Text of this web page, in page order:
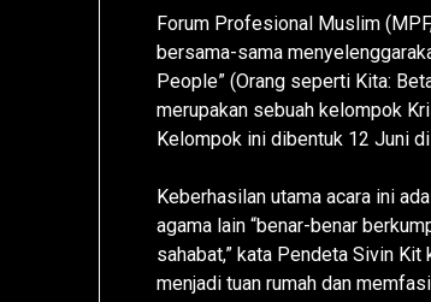
Forum Profesional Muslim
bersama-sama
People” (Orang seperti Kita:
merupakan sebuah kelompok
Kelompok ini dibentuk 12 Juni
Keberhasilan utama acara ini
agama lain “benar-benar
sahabat,” kata Pendeta Sivin
menjadi tuan rumah dan